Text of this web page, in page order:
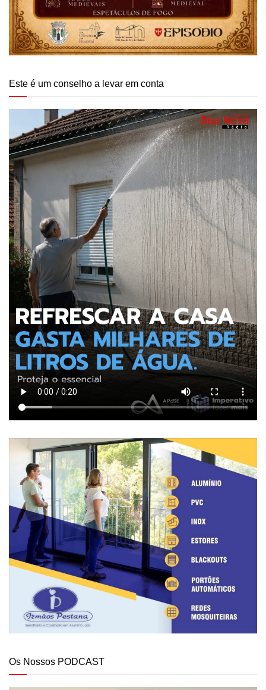
Este é um conselho a levar em conta
Os Nossos PODCAST